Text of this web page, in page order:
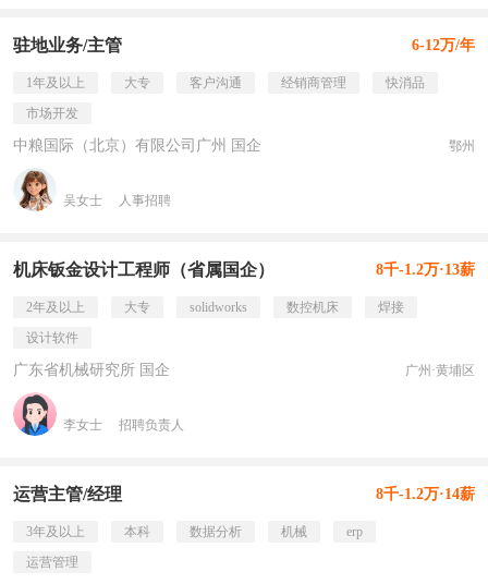
驻地业务/主管 6-12万/年
1年及以上 大专 客户沟通 经销商管理
快消品
市场开发
中粮国际（北京）有限公司广州 国企 鄂州
吴女士 人事招聘
机床钣金设计工程师（省属国企） 8千-1.2万·13薪
2年及以上 大专 solidworks 数控机床
焊接
设计软件
广东省机械研究所 国企 广州·黄埔区
李女士 招聘负责人
运营主管/经理 8千-1.2万·14薪
3年及以上 本科 数据分析 机械
erp
运营管理